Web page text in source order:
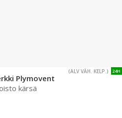
24H
(ALV VÄH. KELP.)
Plymovent
kärsä